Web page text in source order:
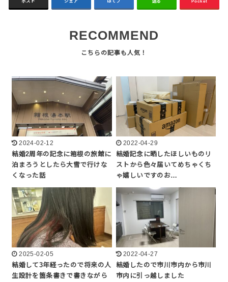
RECOMMEND
2024-02-12
結婚2周年の記念に箱根の旅館に
泊まろうとしたら大雪で行けな
くなった話
2022-04-29
結婚記念に晒したほしいものリ
ストから色々届いてめちゃくち
ゃ嬉しいですのお…
2025-02-05
結婚して3年経ったので将来の人
生設計を箇条書きで書きながら
2022-04-27
結婚したので市川市内から市川
市内に引っ越しました